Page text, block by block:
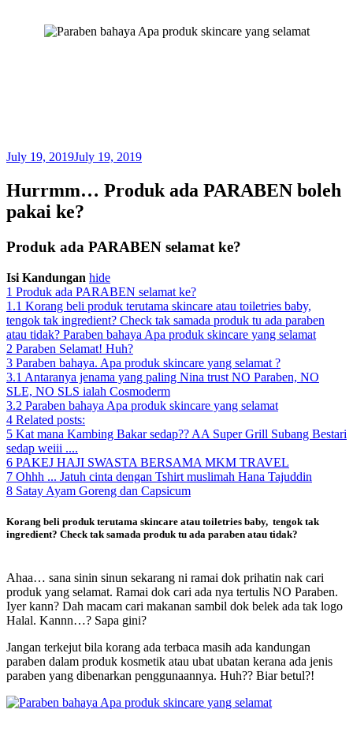
July 19, 2019July 19, 2019
Hurrmm… Produk ada PARABEN boleh
pakai ke?
Produk ada PARABEN selamat ke?
Isi Kandungan hide
1 Produk ada PARABEN selamat ke?
1.1 Korang beli produk terutama skincare atau toiletries baby,
tengok tak ingredient? Check tak samada produk tu ada paraben
atau tidak? Paraben bahaya Apa produk skincare yang selamat
2 Paraben Selamat! Huh?
3 Paraben bahaya. Apa produk skincare yang selamat ?
3.1 Antaranya jenama yang paling Nina trust NO Paraben, NO
SLE, NO SLS ialah Cosmoderm
3.2 Paraben bahaya Apa produk skincare yang selamat
4 Related posts:
5 Kat mana Kambing Bakar sedap?? AA Super Grill Subang Bestari
sedap weiii ....
6 PAKEJ HAJI SWASTA BERSAMA MKM TRAVEL
7 Ohhh ... Jatuh cinta dengan Tshirt muslimah Hana Tajuddin
8 Satay Ayam Goreng dan Capsicum
Korang beli produk terutama skincare atau toiletries baby, tengok tak
ingredient? Check tak samada produk tu ada paraben atau tidak?
Ahaa… sana sinin sinun sekarang ni ramai dok prihatin nak cari
produk yang selamat. Ramai dok cari ada nya tertulis NO Paraben.
Iyer kann? Dah macam cari makanan sambil dok belek ada tak logo
Halal. Kannn…? Sapa gini?
Jangan terkejut bila korang ada terbaca masih ada kandungan
paraben dalam produk kosmetik atau ubat ubatan kerana ada jenis
paraben yang dibenarkan penggunaannya. Huh?? Biar betul?!